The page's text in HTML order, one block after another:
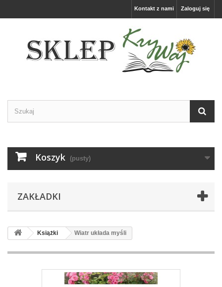
Zaloguj się
Kontakt z nami
Koszyk (pusty)
ZAKŁADKI
Książki Wiatr układa myśli